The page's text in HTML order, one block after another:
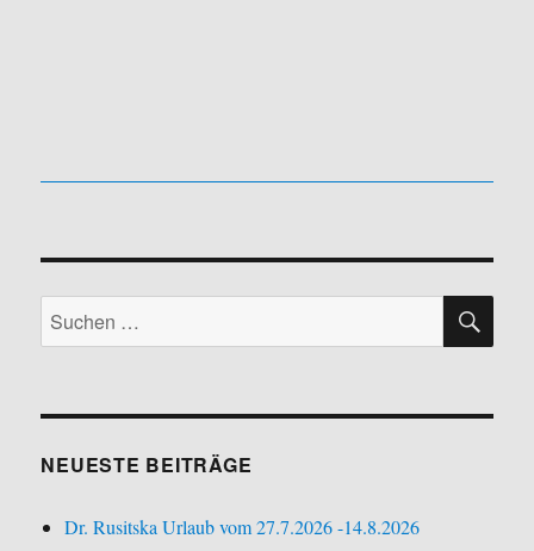
Suchen
nach:
NEUESTE BEITRÄGE
Dr. Rusitska Urlaub vom 27.7.2026 -14.8.2026